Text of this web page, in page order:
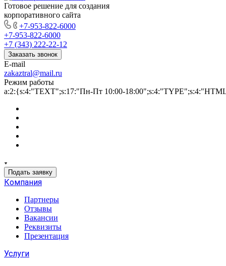
Готовое решение для создания
корпоративного сайта
+7-953-822-6000
+7-953-822-6000
+7 (343) 222-22-12
Заказать звонок
E-mail
zakaztral@mail.ru
Режим работы
a:2:{s:4:"TEXT";s:17:"Пн-Пт 10:00-
Подать заявку
Компания
Партнеры
Отзывы
Вакансии
Реквизиты
Презентация
Услуги